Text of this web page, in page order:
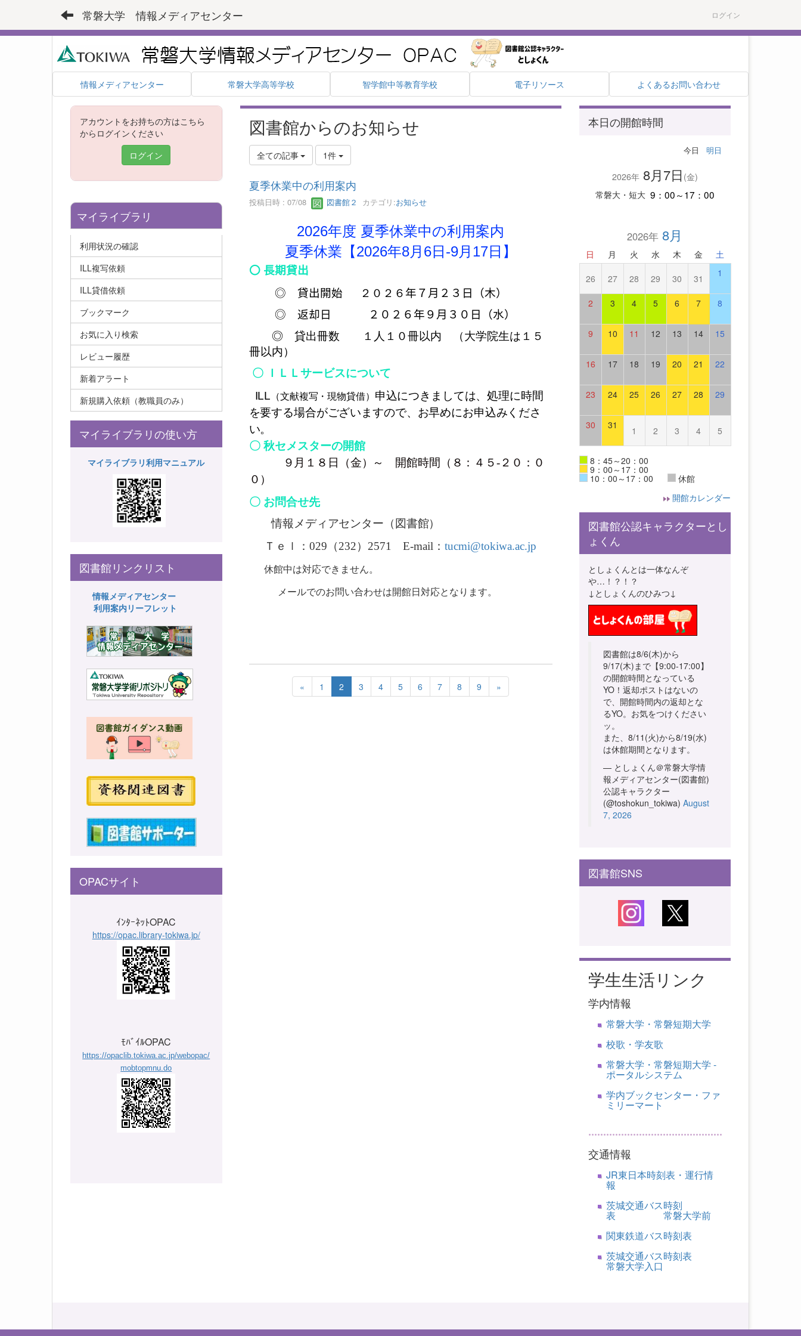
常磐大学 情報メディアセンター ログイン
情報メディアセンター 常磐大学高等学校 智学館中等教育学校 電子リソース よくあるお問い合わせ
図書館からのお知らせ
全ての記事 1件
夏季休業中の利用案内
投稿日時 : 07/08 図書館２ カテゴリ:お知らせ
2026年度 夏季休業中の利用案内
夏季休業【2026年8月6日-9月17日】
〇 長期貸出
◎ 貸出開始
２０２６年７月２３日（木）
◎ 返却日
２０ ２６年９月３０ 日（水）
◎ 貸出冊数 １人１０冊以内 （大学院生は１５
冊以内）
〇 ＩＬＬサービスについて
ILL （文献複写・現物貸借） 申込につきましては、処理に時間
を要する場合がございますので、お早めにお申込みくださ
い。
〇 秋セメスターの開館
９月１８日（金）～ 開館時間（８：４５-２０：０
０）
〇 お問合せ先
情報メディアセンター（図書館）
Ｔｅｌ： 029 （232） 2571 E-mail ： tucmi@tokiwa.ac.jp
休館中は対応できません。
メールでのお問い合わせは開館日対応となります。
« 1 2 3 4 5 6 7 8 9 »
アカウントをお持ちの方はこちら
からログインください
ログイン
マイライブラリ
利用状況の確認
ILL複写依頼
ILL貸借依頼
ブックマーク
お気に入り検索
レビュー履歴
新着アラート
新規購入依頼（教職員のみ）
マイライブラリの使い方
マイライブラリ利用マニュアル
図書館リンクリスト
情報メディアセンター
利用案内リーフレット
OPACサイト
ｲﾝﾀｰﾈｯﾄOPAC
https://opac.library-tokiwa.jp/
ﾓﾊﾞｲﾙOPAC
https://opaclib.tokiwa.ac.jp/webopac/
mobtopmnu.do
本日の開館時間
今日 明日
2026年 8月7日 (金)
常磐大・短大 9：00～17：00
2026年 8月
日 月 火 水 木 金 土
26 27 28 29 30 31 1
2 3 4 5 6 7 8
9 10 11 12 13 14 15
16 17 18 19 20 21 22
23 24 25 26 27 28 29
30 31 1 2 3 4 5
8：45～20：00
9：00～17：00
10：00～17：00
休館
開館カレンダー
図書館公認キャラクターとし
ょくん
としょくんとは一体なんぞ
や…！？！？
↓としょくんのひみつ↓
図書館は8/6(木)から
9/17(木)まで【9:00-17:00】
の開館時間となっている
YO！返却ポストはないの
で、開館時間内の返却とな
るYO。お気をつけください
ッ。
また、8/11(火)から8/19(水)
は休館期間となります。
— としょくん＠常磐大学情
報メディアセンター(図書館)
公認キャラクター
(@toshokun_tokiwa) August
7, 2026
図書館SNS
学生生活リンク
学内情報
常磐大学・常磐短期大学
校歌・学友歌
常磐大学・常磐短期大学 -
ポータルシステム
学内ブックセンター・ファ
ミリーマート
交通情報
JR東日本時刻表・運行情
報
茨城交通バス時刻
表 常磐大学前
関東鉄道バス時刻表
茨城交通バス時刻表
常磐大学入口